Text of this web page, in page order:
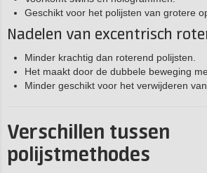
Geschikt voor het polijsten van grotere
Nadelen van excentrisch
Minder krachtig dan roterend polijsten.
Het maakt door de dubbele beweging
Minder geschikt voor het verwijderen
Verschillen tussen
polijstmethodes